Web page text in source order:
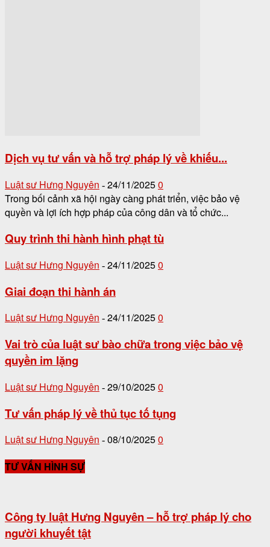
Dịch vụ tư vấn và hỗ trợ pháp lý về khiếu...
Luật sư Hưng Nguyên - 24/11/20250
Trong bối cảnh xã hội ngày càng phát triển, việc bảo vệ
quyền và lợi ích hợp pháp của công dân và tổ chức...
Quy trình thi hành hình phạt tù
Luật sư Hưng Nguyên - 24/11/20250
Giai đoạn thi hành án
Luật sư Hưng Nguyên - 24/11/20250
Vai trò của luật sư bào chữa trong việc bảo vệ
quyền im lặng
Luật sư Hưng Nguyên - 29/10/20250
Tư vấn pháp lý về thủ tục tố tụng
Luật sư Hưng Nguyên - 08/10/20250
TƯ VẤN HÌNH SỰ
Công ty luật Hưng Nguyên – hỗ trợ pháp lý cho
người khuyết tật